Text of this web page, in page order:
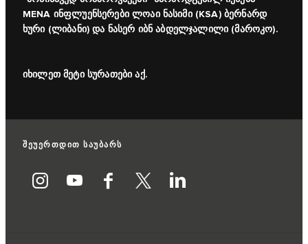
MENA ინფლუენსერები ლოაი ნასიმი (KSA) ბერნარდ
ხური (ლიბანი) და ნასერ იბნ აბდელჯალილი (მაროკო).
იხილეთ მეტი სურათებიაქ.
შეუერთდით საუბარს